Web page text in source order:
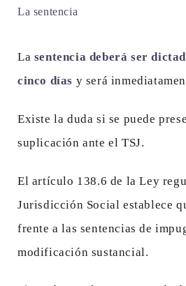
La sentencia
La sentencia deberá ser
cinco días y será
Existe la duda si se puede
suplicación ante el TSJ.
El artículo 138.6 de la Ley
Jurisdicción Social establece
frente a las sentencias de
modificación sustancial.